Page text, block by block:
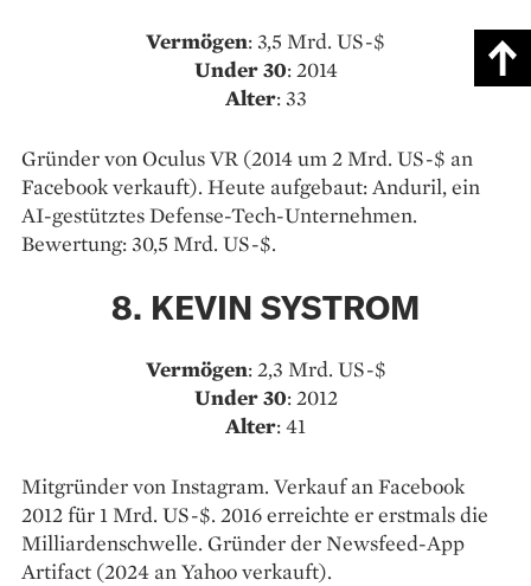
Vermögen: 3,5 Mrd. US-$
Under30: 2014
Alter: 33
Gründer von Oculus VR (2014 um 2 Mrd. US-$ an
Facebook verkauft). Heute aufgebaut: Anduril, ein
AI-gestütztes Defense-Tech-Unternehmen.
Bewertung: 30,5 Mrd. US-$.
8. KEVIN SYSTROM
Vermögen: 2,3 Mrd. US-$
Under 30: 2012
Alter: 41
Mitgründer von Instagram. Verkauf an Facebook
2012 für 1 Mrd. US-$. 2016 erreichte er erstmals die
Milliardenschwelle. Gründer der Newsfeed-App
Artifact (2024 an Yahoo verkauft).